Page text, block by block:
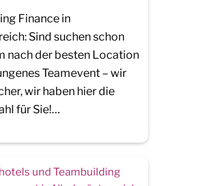
Finance in
Sind suchen schon
nach der besten Location
Teamevent – wir
wir haben hier die
für Sie!…